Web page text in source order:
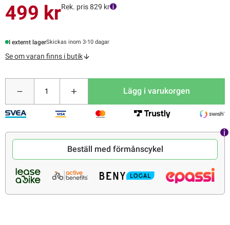
499 krRek. pris 829 kr
I externt lagerSkickas inom 3-10 dagar
Se om varan finns i butik
Lägg i varukorgen
Beställ med förmånscykel